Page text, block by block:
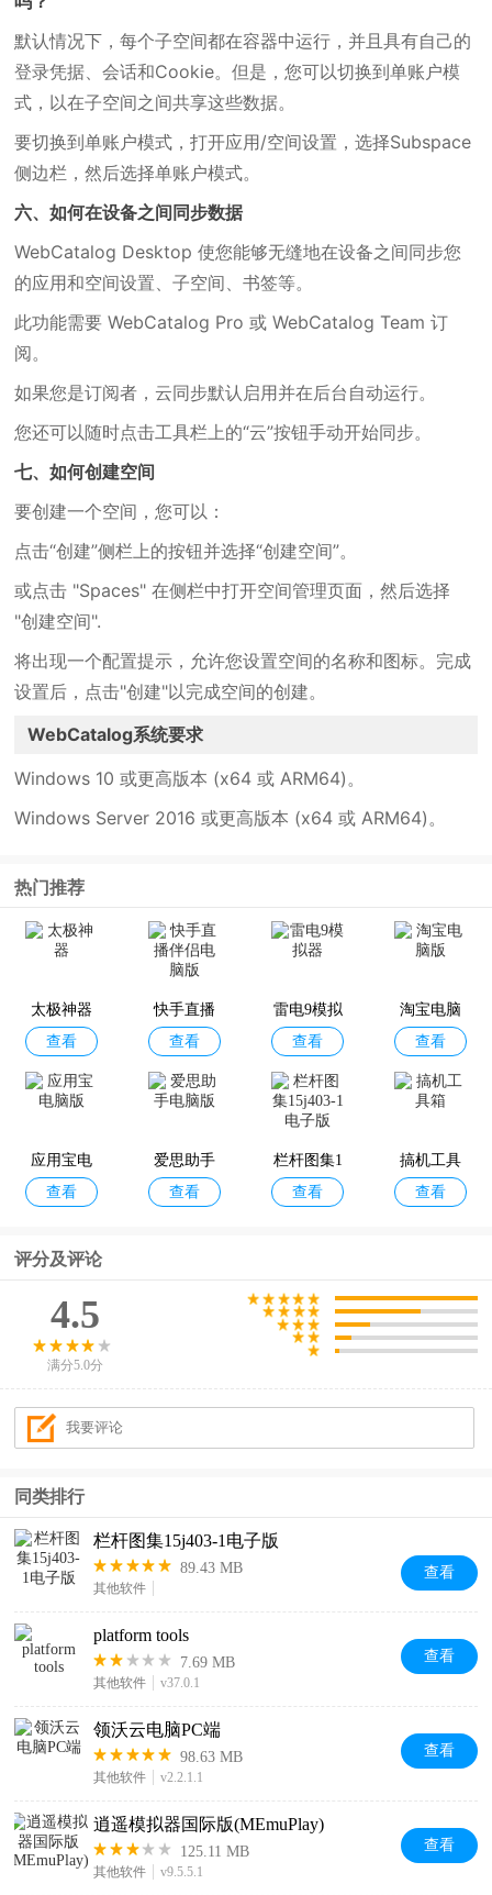
默认情况下，每个子空间都在容器中运行，并且具有自己的
登录凭据、会话和Cookie。但是，您可以切换到单账户模
式，以在子空间之间共享这些数据。
要切换到单账户模式，打开应用/空间设置，选择Subspace
侧边栏，然后选择单账户模式。
六、如何在设备之间同步数据
WebCatalog Desktop 使您能够无缝地在设备之间同步您
的应用和空间设置、子空间、书签等。
此功能需要 WebCatalog Pro 或 WebCatalog Team 订
阅。
如果您是订阅者，云同步默认启用并在后台自动运行。
您还可以随时点击工具栏上的“云”按钮手动开始同步。
七、如何创建空间
要创建一个空间，您可以：
点击“创建”侧栏上的按钮并选择“创建空间”。
或点击 "Spaces" 在侧栏中打开空间管理页面，然后选择
"创建空间".
将出现一个配置提示，允许您设置空间的名称和图标。完成
设置后，点击"创建"以完成空间的创建。
WebCatalog系统要求
Windows 10 或更高版本 (x64 或 ARM64)。
Windows Server 2016 或更高版本 (x64 或 ARM64)。
热门推荐
太极神器
查看
快手直播
伴侣电脑
版
查看
雷电9模拟
器
查看
淘宝电脑
版
查看
应用宝电
脑版
查看
爱思助手
电脑版
查看
栏杆图集1
5j403-1电
查看
搞机工具
箱
查看
评分及评论
4.5
满分5.0分
同类排行
栏杆图集15j403-1电子版
89.43 MB
其他软件
查看
platform tools
7.69 MB
其他软件 v37.0.1
查看
领沃云电脑PC端
98.63 MB
其他软件 v2.2.1.1
查看
逍遥模拟器国际版(MEmuPlay)
125.11 MB
其他软件 v9.5.5.1
查看